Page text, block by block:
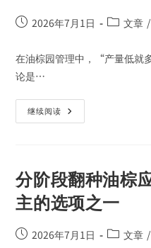
2026年7月1日 文章 /
在油棕园管理中，“产量低就
论是…
继续阅读
分阶段翻种油棕
主的选项之一
2026年7月1日 文章 /